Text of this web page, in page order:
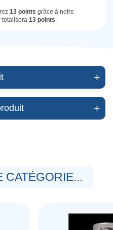
13 points grâce à notre
totalisera 13 points.
CATÉGORIE...